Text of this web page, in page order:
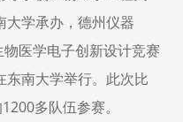
大学承办，德州仪器
物医学电子创新设计竞赛
东南大学举行。此次比
多队伍参赛。